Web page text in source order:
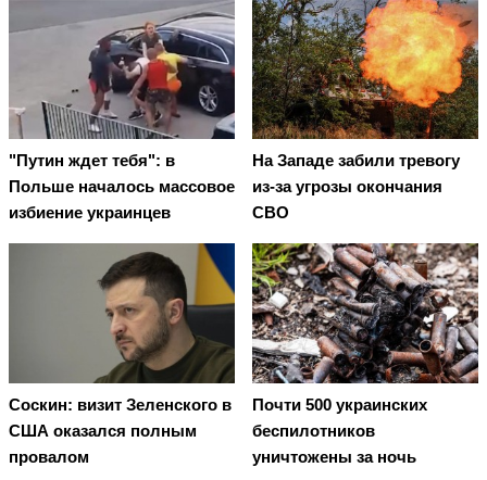
"Путин ждет тебя": в
Польше началось массовое
избиение украинцев
На Западе забили тревогу
из-за угрозы окончания
СВО
Соскин: визит Зеленского в
США оказался полным
провалом
Почти 500 украинских
беспилотников
уничтожены за ночь